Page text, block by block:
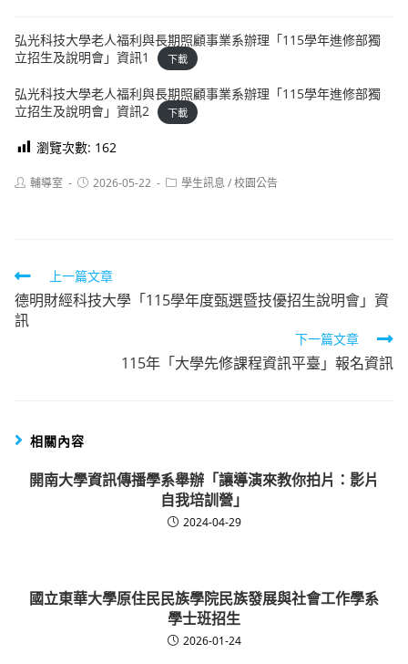
弘光科技大學老人福利與長期照顧事業系辦理「115學年進修部獨
立招生及說明會」資訊1
下載
弘光科技大學老人福利與長期照顧事業系辦理「115學年進修部獨
立招生及說明會」資訊2
下載
瀏覽次數: 162
Post輔導室
Post2026-05-22
Post學生訊息 /校園公告
Read
more
articles
上一篇文章
德明財經科技大學「115學年度甄選暨技優招生說明會」資
訊
下一篇文章
115年「大學先修課程資訊平臺」報名資訊
相關內容
開南大學資訊傳播學系舉辦「讓導演來教你拍片：影片
自我培訓營」
2024-04-29
國立東華大學原住民民族學院民族發展與社會工作學系
學士班招生
2026-01-24